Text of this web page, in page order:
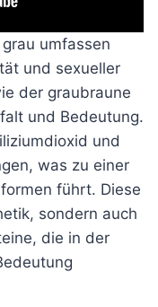
umfassen
und sexueller
der graubraune
und Bedeutung.
und
was zu einer
führt. Diese
sondern auch
die in der